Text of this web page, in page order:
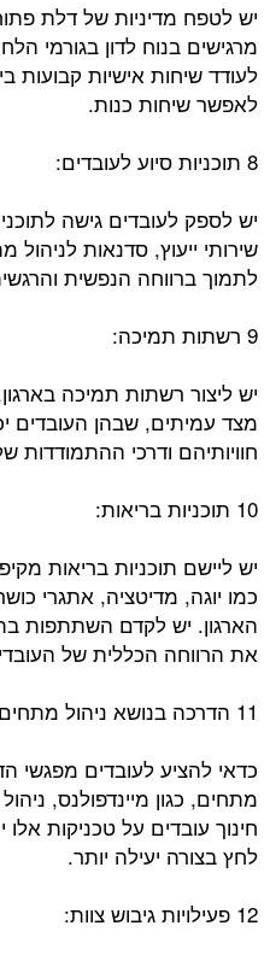
יש לטפח מדיניות של דלת
מרגישים בנוח לדון בגורמי
לעודד שיחות אישיות קבועות
לאפשר שיחות כנות.
8 תוכניות סיוע לעובדים:
יש לספק לעובדים גישה
שירותי ייעוץ, סדנאות
לתמוך ברווחה הנפשית
9 רשתות תמיכה:
יש ליצור רשתות תמיכה
מצד עמיתים, שבהן העובדים
חוויותיהם ודרכי ההתמודדות
10 תוכניות בריאות:
יש ליישם תוכניות בריאות
כמו יוגה, מדיטציה, אתגרי
הארגון. יש לקדם השתתפות
את הרווחה הכללית של
11 הדרכה בנושא ניהול מתחים:
כדאי להציע לעובדים מפגשי
מתחים, כגון מיינדפולנס,
חינוך עובדים על טכניקות
לחץ בצורה יעילה יותר.
12 פעילויות גיבוש צוות: